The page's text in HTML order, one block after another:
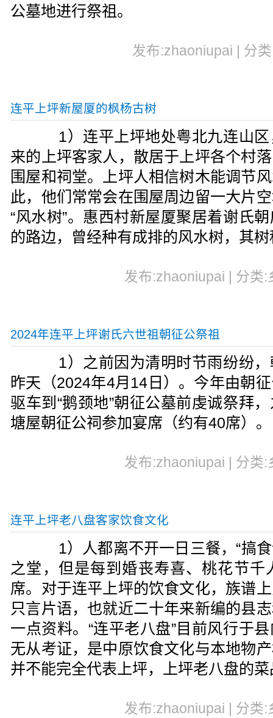
公墓地进行祭祖。
发布:zhaoniupai | 分
连平上坪新屋厦的枫杨古树
1）连平上坪地处粤北九连山区
来的上坪客家人，散居于上坪各个村
围屋和祠堂。上坪人相信树木能调节
此，他们常常会在围屋周边留一大片
“风水树”。惠西村新屋厦聚居着谢氏
的路边，曾经种有成排的风水树，其
发布:zhaoniupai | 分类
2024年连平上坪谢氏六世祖朝征公祭祖
1）之前因为清明时节雨纷纷，
昨天（2024年4月14日）。今年由朝
驱车到“鹅颈地”朝征公墓前虔诚祭拜
塘屋朝征公祠参加宴席（约有40席）。
发布:zhaoniupai | 分类
连平上坪老八盘客家饮食文化
1）人都离不开一日三餐，“搞食
之堂，但是每到婚丧寿喜、桃花节千
席。对于连平上坪的饮食文化，族谱
只言片语，也就近二十年来新编的县
一点资料。“连平老八盘”目前风行于
无从考证，是中原饮食文化与本地物
并不能完全代表上坪，上坪老八盘的
发布:zhaoniupai | 分类